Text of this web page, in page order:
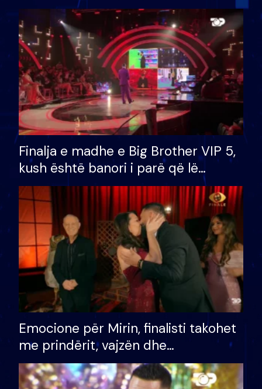
Finalja e madhe e Big Brother VIP 5,
kush është banori i parë që lë
shtëpinë dhe humb mundësinë për
të fituar çmimin e madh
Emocione për Mirin, finalisti takohet
me prindërit, vajzën dhe
bashkëshorten: S’kemi ndonjë letër
divorci apo jo?